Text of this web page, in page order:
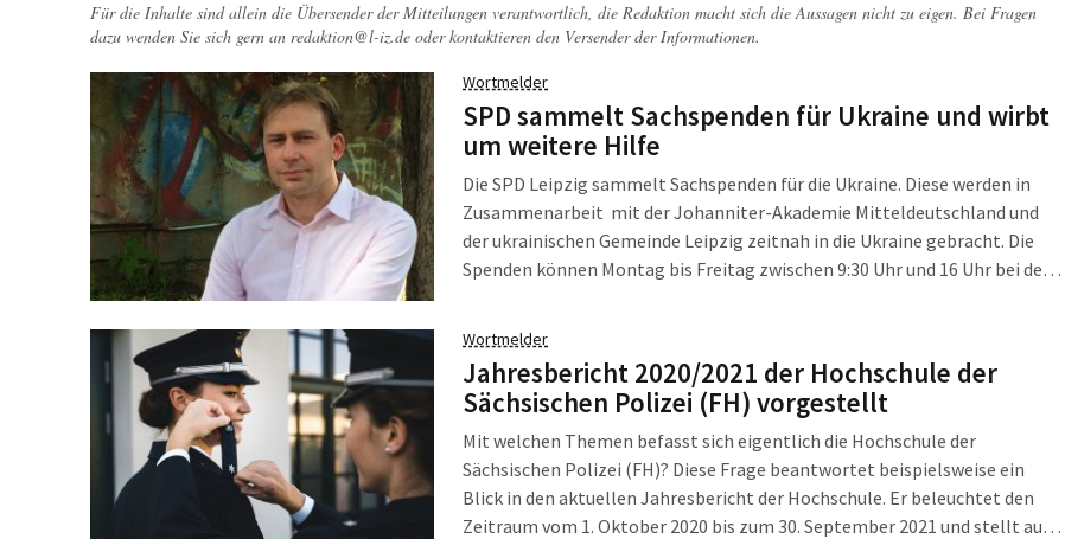
Für die Inhalte sind allein die Übersender der Mitteilungen verantwortlich, die Redaktion macht sich die Aussagen nicht zu eigen. Bei Fragen
dazu wenden Sie sich gern an redaktion@l-iz.de oder kontaktieren den Versender der Informationen.
Wortmelder
SPD sammelt Sachspenden für Ukraine und wirbt
um weitere Hilfe
Die SPD Leipzig sammelt Sachspenden für die Ukraine. Diese werden in
Zusammenarbeit mit der Johanniter-Akademie Mitteldeutschland und
der ukrainischen Gemeinde Leipzig zeitnah in die Ukraine gebracht. Die
Spenden können Montag bis Freitag zwischen 9:30 Uhr und 16 Uhr bei der
Wortmelder
Jahresbericht 2020/2021 der Hochschule der
Sächsischen Polizei (FH) vorgestellt
Mit welchen Themen befasst sich eigentlich die Hochschule der
Sächsischen Polizei (FH)? Diese Frage beantwortet beispielsweise ein
Blick in den aktuellen Jahresbericht der Hochschule. Er beleuchtet den
Zeitraum vom 1. Oktober 2020 bis zum 30. September 2021 und stellt auf